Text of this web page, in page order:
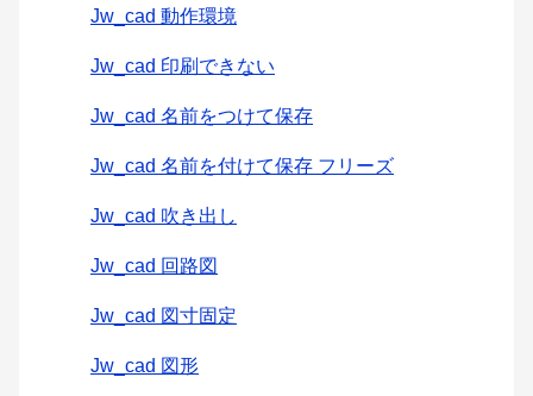
Jw_cad 動作環境
Jw_cad 印刷できない
Jw_cad 名前をつけて保存
Jw_cad 名前を付けて保存 フリーズ
Jw_cad 吹き出し
Jw_cad 回路図
Jw_cad 図寸固定
Jw_cad 図形